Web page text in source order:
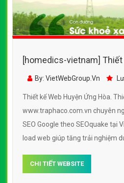
[homedics-vietnam] Thiết
Ứng Hòa -
By: VietWebGroup.Vn
Thiết kế Web Huyện Ứng Hòa.
www.traphaco.com.vn chuyên
SEO Google theo SEOquake tại
load web giúp tăng trải nghiệm
kiếm.
CHI TIẾT WEBSITE